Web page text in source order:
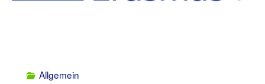
Allgemein